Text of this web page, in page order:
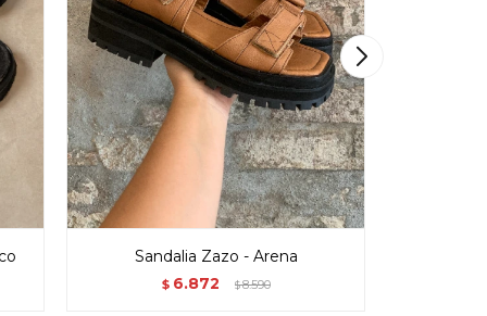
Sandalia Zazo - Arena
$ 6.872 $8.590